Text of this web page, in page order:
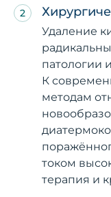
Удаление
патологии
К
методам
током
терапия и